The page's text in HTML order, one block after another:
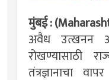
मुंबई :
अवैध उत्खनन
रोखण्यासाठी
तंत्रज्ञानाचा